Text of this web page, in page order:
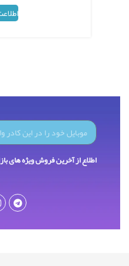
اطلاع از آخرین فروش ویژه های